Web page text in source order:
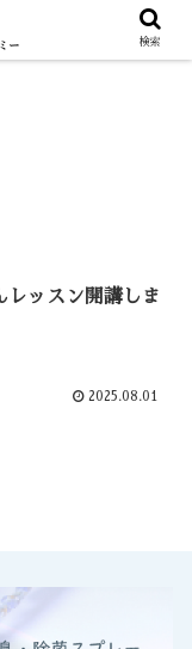
レッスン開講しま
2025.08.01
検索